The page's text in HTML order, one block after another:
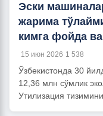
Эски
жарима
кимга фойда
15 июн 2026 1 538
Ўзбекистонда 30
12,36 млн сўмлик
Утилизация